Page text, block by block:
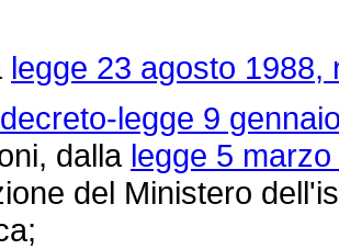
legge 23 agosto 1988,
decreto-legge 9
dalla legge 5
del Ministero